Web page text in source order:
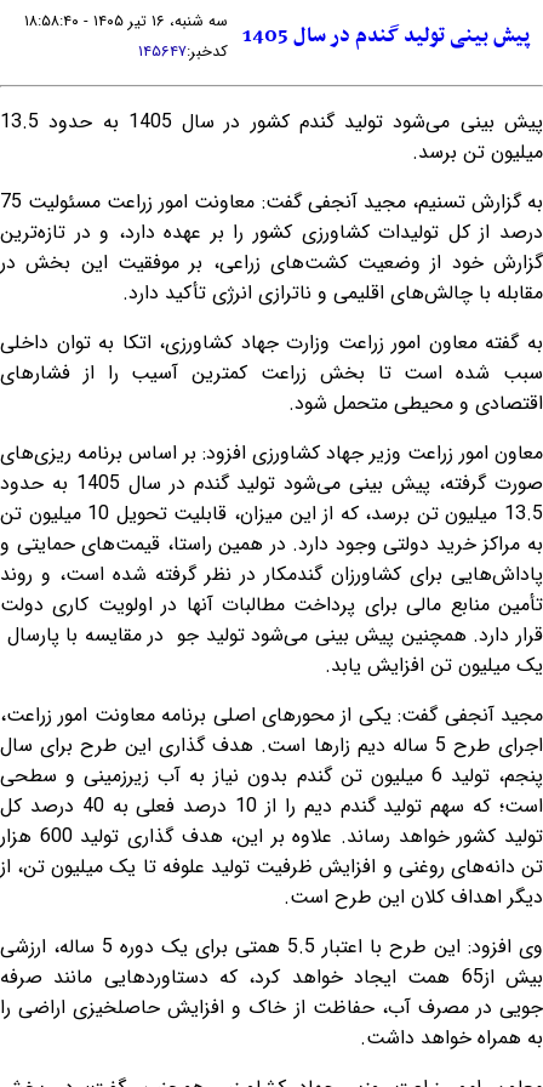
پیش بینی تولید گندم در سال 1405
سه شنبه، ۱۶ تیر ۱۴۰۵ - ۱۸:۵۸:۴۰
کدخبر:۱۴۵۶۴۷
پیش بینی می‌شود تولید گندم کشور در سال 1405 به حدود 13.5
میلیون تن برسد.
به گزارش تسنیم، مجید آنجفی گفت: معاونت امور زراعت مسئولیت 75
درصد از کل تولیدات کشاورزی کشور را بر عهده دارد، و در تازه‌ترین
گزارش خود از وضعیت کشت‌های زراعی، بر موفقیت این بخش در
مقابله با چالش‌های اقلیمی و ناترازی انرژی تأکید دارد.
به گفته معاون امور زراعت وزارت جهاد کشاورزی، اتکا به توان داخلی
سبب شده است تا بخش زراعت کمترین آسیب را از فشار‌های
اقتصادی و محیطی متحمل شود.
معاون امور زراعت وزیر جهاد کشاورزی افزود: بر اساس برنامه ریزی‌های
صورت گرفته، پیش بینی می‌شود تولید گندم در سال 1405 به حدود
13.5 میلیون تن برسد، که از این میزان، قابلیت تحویل 10 میلیون تن
به مراکز خرید دولتی وجود دارد. در همین راستا، قیمت‌های حمایتی و
پاداش‌هایی برای کشاورزان گندمکار در نظر گرفته شده است، و روند
تأمین منابع مالی برای پرداخت مطالبات آنها در اولویت کاری دولت
قرار دارد. همچنین پیش بینی می‌شود تولید جو در مقایسه با پارسال
یک میلیون تن افزایش یابد.
مجید آنجفی گفت: یکی از محور‌های اصلی برنامه معاونت امور زراعت،
اجرای طرح 5 ساله دیم زار‌ها است. هدف گذاری این طرح برای سال
پنجم، تولید 6 میلیون تن گندم بدون نیاز به آب زیرزمینی و سطحی
است؛ که سهم تولید گندم دیم را از 10 درصد فعلی به 40 درصد کل
تولید کشور خواهد رساند. علاوه بر این، هدف گذاری تولید 600 هزار
تن دانه‌های روغنی و افزایش ظرفیت تولید علوفه تا یک میلیون تن، از
دیگر اهداف کلان این طرح است.
وی افزود: این طرح با اعتبار 5.5 همتی برای یک دوره 5 ساله، ارزشی
بیش از65 همت ایجاد خواهد کرد، که دستاورد‌هایی مانند صرفه
جویی در مصرف آب، حفاظت از خاک و افزایش حاصلخیزی اراضی را
به همراه خواهد داشت.